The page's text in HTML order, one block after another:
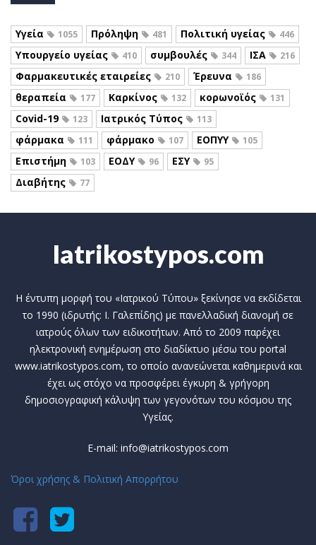
Υγεία 1055 Πρόληψη 481 Πολιτική υγείας 446
Υπουργείο υγείας 410 συμβουλές 344 ΙΣΑ 216
Φαρμακευτικές εταιρείες 210 Έρευνα 186
θεραπεία 177 Καρκίνος 132 κορωνοϊός 131
Covid-19 123 Ιατρικός Τύπος 113
φάρμακα 111 φάρμακο 107 ΕΟΠΥΥ 105
Επιστήμη 103 ΕΟΔΥ 96 ΕΣΥ 95
Διαβήτης 77
Iatrikostypos.com
Η έντυπη μορφή του «Ιατρικού Τύπου» ξεκίνησε να εκδίδεται
το 1990 (ιδρυτής: Ι. Γαλεπίδης) με πανελλαδική διανομή σε
ιατρούς όλων των ειδικοτήτων. Από το 2009 παρέχει
ηλεκτρονική ενημέρωση στο διαδίκτυο μέσω του portal
www.iatrikostypos.com, το οποίο ανανεώνεται καθημερινά και
έχει ως στόχο να προσφέρει έγκυρη & γρήγορη
δημοσιογραφική κάλυψη των γεγονότων του κόσμου της
Υγείας.
E-mail: info@iatrikostypos.com
Όροι χρήσης & Πολιτική Απορρήτου